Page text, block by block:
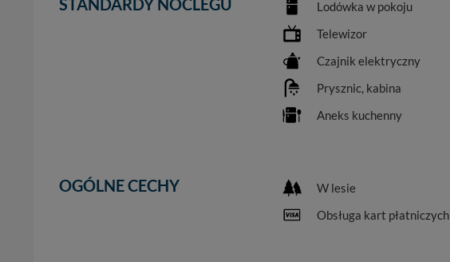
STANDARDY NOCLEGU Lodówka w pokoju
Telewizor
Czajnik elektryczny
Prysznic, kabina
Aneks kuchenny
OGÓLNE CECHY W lesie
Obsługa kart płatniczych